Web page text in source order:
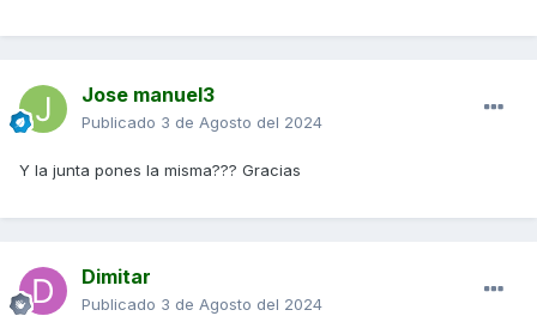
Jose manuel3
Publicado 3 de Agosto del 2024
Y la junta pones la misma??? Gracias
Dimitar
Publicado 3 de Agosto del 2024